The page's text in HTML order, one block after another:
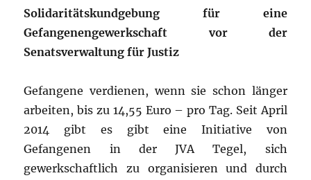
Solidaritätskundgebung für eine
Gefangenengewerkschaft vor der
Senatsverwaltung für Justiz
Gefangene verdienen, wenn sie schon länger
arbeiten, bis zu 14,55 Euro – pro Tag. Seit April
2014 gibt es gibt eine Initiative von
Gefangenen in der JVA Tegel, sich
gewerkschaftlich zu organisieren und durch